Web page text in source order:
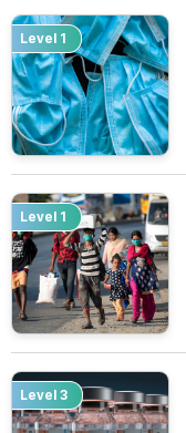
Level 1
Level 1
Level 3